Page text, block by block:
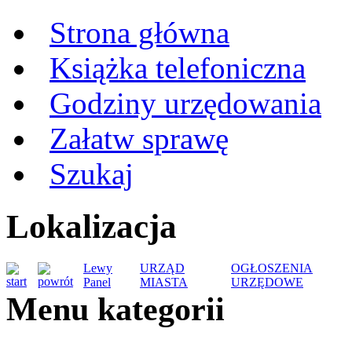
Strona główna
Książka telefoniczna
Godziny urzędowania
Załatw sprawę
Szukaj
Lokalizacja
Lewy
Panel
URZĄD
MIASTA
OGŁOSZENIA
URZĘDOWE
Menu kategorii